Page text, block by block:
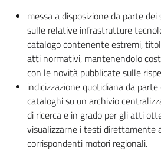
messa a disposizione da parte
sulle relative infrastrutture
catalogo contenente estremi,
atti normativi, mantenendolo
con le novità pubblicate sulle
indicizzazione quotidiana da
cataloghi su un archivio
di ricerca e in grado per gli atti
visualizzarne i testi direttamente
corrispondenti motori regionali.